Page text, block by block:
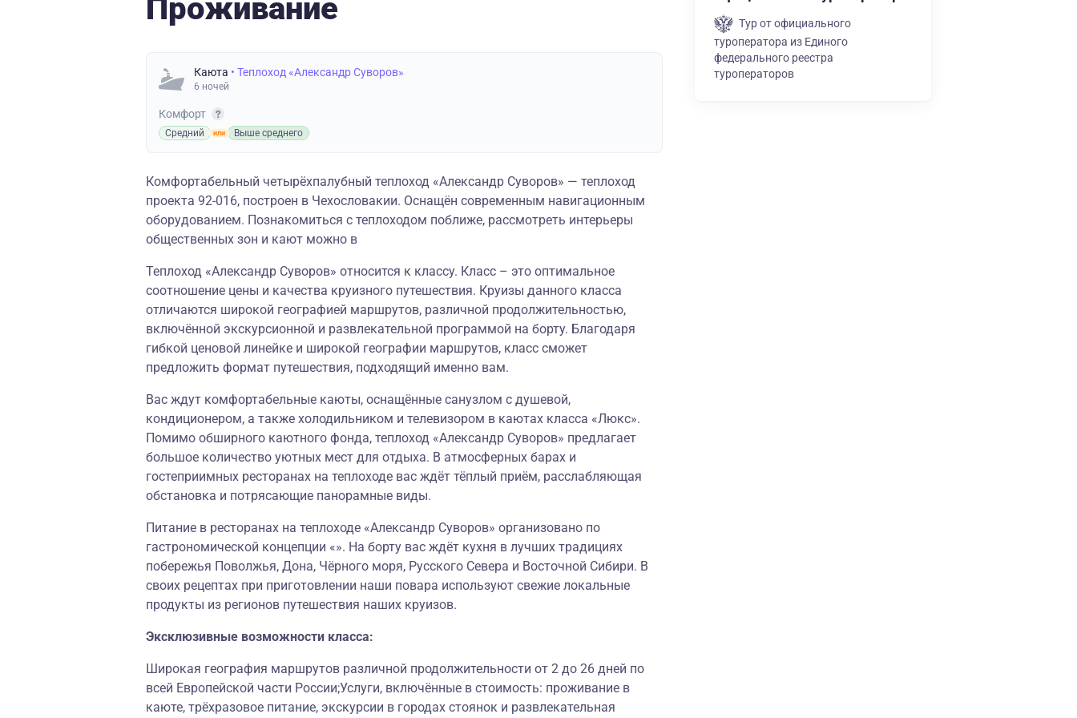
Проживание
Каюта • Теплоход «Александр Суворов»
6 ночей
Комфорт
Средний Выше среднего
Комфортабельный четырёхпалубный теплоход «Александр Суворов» — теплоход
проекта 92-016, построен в Чехословакии. Оснащён современным навигационным
оборудованием. Познакомиться с теплоходом поближе, рассмотреть интерьеры
общественных зон и кают можно в
Теплоход «Александр Суворов» относится к классу. Класс – это оптимальное
соотношение цены и качества круизного путешествия. Круизы данного класса
отличаются широкой географией маршрутов, различной продолжительностью,
включённой экскурсионной и развлекательной программой на борту. Благодаря
гибкой ценовой линейке и широкой географии маршрутов, класс сможет
предложить формат путешествия, подходящий именно вам.
Вас ждут комфортабельные каюты, оснащённые санузлом с душевой,
кондиционером, а также холодильником и телевизором в каютах класса «Люкс».
Помимо обширного каютного фонда, теплоход «Александр Суворов» предлагает
большое количество уютных мест для отдыха. В атмосферных барах и
гостеприимных ресторанах на теплоходе вас ждёт тёплый приём, расслабляющая
обстановка и потрясающие панорамные виды.
Питание в ресторанах на теплоходе «Александр Суворов» организовано по
гастрономической концепции «». На борту вас ждёт кухня в лучших традициях
побережья Поволжья, Дона, Чёрного моря, Русского Севера и Восточной Сибири. В
своих рецептах при приготовлении наши повара используют свежие локальные
продукты из регионов путешествия наших круизов.
Эксклюзивные возможности класса:
Широкая география маршрутов различной продолжительности от 2 до 26 дней по
всей Европейской части России;Услуги, включённые в стоимость: проживание в
каюте, трёхразовое питание, экскурсии в городах стоянок и развлекательная
Тур от официального
туроператора из Единого
федерального реестра
туроператоров